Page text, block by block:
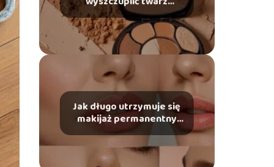
makijażem?
Jak długo utrzymuje się
makijaż permanentny
ust?